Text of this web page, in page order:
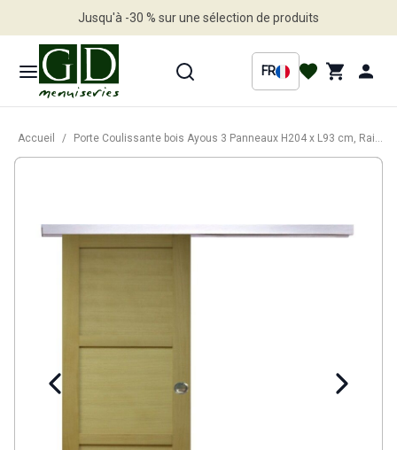
Jusqu'à -30 % sur une sélection de produits
FR
Accueil / Porte Coulissante bois Ayous 3 Panneaux H204 x L93 cm, Rail Alu, coquilles